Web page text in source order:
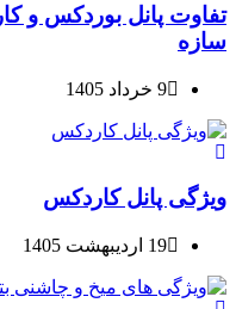
تفاوت پانل بوردکس و
سازه
9 خرداد 1405
ویژگی پانل کاردکس
19 اردیبهشت 1405